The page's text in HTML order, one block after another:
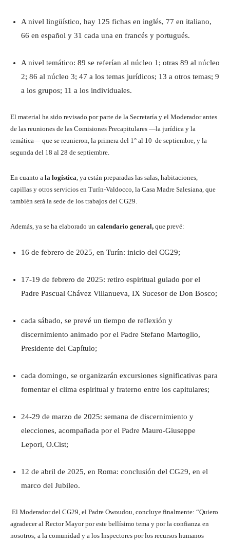
A nivel lingüístico, hay 125 fichas en inglés, 77 en italiano,
66 en español y 31 cada una en francés y portugués.
A nivel temático: 89 se referían al núcleo 1; otras 89 al núcleo
2; 86 al núcleo 3; 47 a los temas jurídicos; 13 a otros temas; 9
a los grupos; 11 a los individuales.
El material ha sido revisado por parte de la Secretaría y el Moderador antes
de las reuniones de las Comisiones Precapitulares —la jurídica y la
temática— que se reunieron, la primera del 1° al 10 de septiembre, y la
segunda del 18 al 28 de septiembre.
En cuanto a la logística , ya están preparadas las salas, habitaciones,
capillas y otros servicios en Turín-Valdocco, la Casa Madre Salesiana, que
también será la sede de los trabajos del CG29.
Además, ya se ha elaborado un calendario general, que prevé:
16 de febrero de 2025, en Turín: inicio del CG29;
17-19 de febrero de 2025: retiro espiritual guiado por el
Padre Pascual Chávez Villanueva, IX Sucesor de Don Bosco;
cada sábado, se prevé un tiempo de reflexión y
discernimiento animado por el Padre Stefano Martoglio,
Presidente del Capítulo;
cada domingo, se organizarán excursiones significativas para
fomentar el clima espiritual y fraterno entre los capitulares;
24-29 de marzo de 2025: semana de discernimiento y
elecciones, acompañada por el Padre Mauro-Giuseppe
Lepori, O.Cist;
12 de abril de 2025, en Roma: conclusión del CG29, en el
marco del Jubileo.
El Moderador del CG29, el Padre Owoudou, concluye finalmente: “Quiero
agradecer al Rector Mayor por este bellísimo tema y por la confianza en
nosotros; a la comunidad y a los Inspectores por los recursos humanos